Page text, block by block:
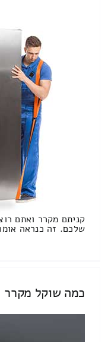
קניתם מקרר ואתם
שלכם. זה כנראה
כמה שוקל מקרר